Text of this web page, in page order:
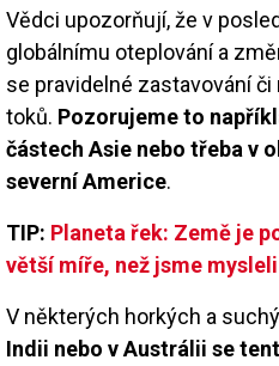
Vědci upozorňují, že v
globálnímu oteplování a
se pravidelné zastavování
toků. Pozorujeme to
částech Asie nebo třeba v
severní Americe.
TIP: Planeta řek: Země je
větší míře, než jsme mysleli
V některých horkých a
Indii nebo v Austrálii se